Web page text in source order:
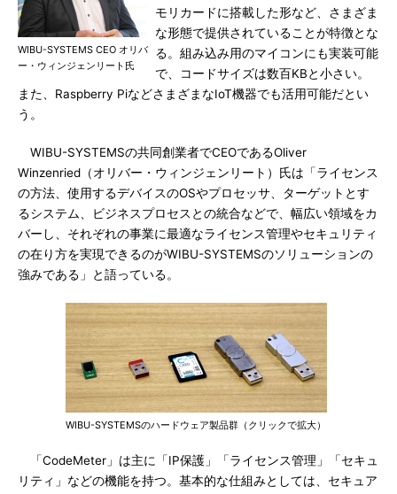
WIBU-SYSTEMS CEO オリバ
ー・ウィンジェンリート氏
モリカードに搭載した形など、さまざま
な形態で提供されていることが特徴とな
る。組み込み用のマイコンにも実装可能
で、コードサイズは数百KBと小さい。
また、Raspberry PiなどさまざまなIoT機器でも活用可能だとい
う。
WIBU-SYSTEMSの共同創業者でCEOであるOliver
Winzenried（オリバー・ウィンジェンリート）氏は「ライセンス
の方法、使用するデバイスのOSやプロセッサ、ターゲットとす
るシステム、ビジネスプロセスとの統合などで、幅広い領域をカ
バーし、それぞれの事業に最適なライセンス管理やセキュリティ
の在り方を実現できるのがWIBU-SYSTEMSのソリューションの
強みである」と語っている。
WIBU-SYSTEMSのハードウェア製品群（クリックで拡大）
「CodeMeter」は主に「IP保護」「ライセンス管理」「セキュ
リティ」などの機能を持つ。基本的な仕組みとしては、セキュア